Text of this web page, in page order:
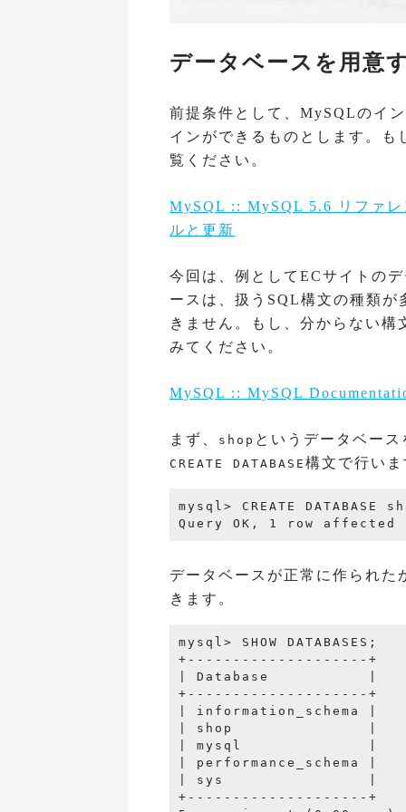
データベースを用意
前提条件として、MySQLのイ
インができるものとします。
覧ください。
MySQL :: MySQL 5.6 リファ
ルと更新
今回は、例としてECサイトの
ースは、扱うSQL構文の種類
きません。もし、分からない
みてください。
MySQL :: MySQL
まず、 shop というデータベー
CREATE DATABASE 構文で行い
mysql> CREATE DATABASE
データベースが正常に作られた
きます。
mysql> SHOW DATABASES;
+--------------------+
| Database           |
+--------------------+
| information_schema |
| shop               |
| mysql              |
| performance_schema |
| sys                |
+--------------------+